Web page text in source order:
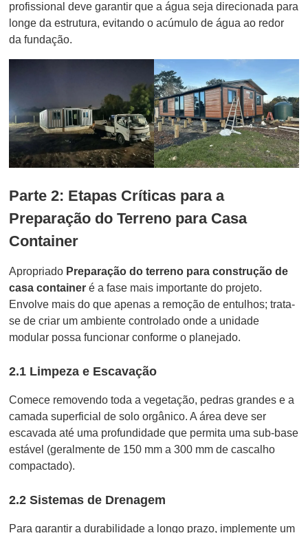
profissional deve garantir que a água seja direcionada para
longe da estrutura, evitando o acúmulo de água ao redor
da fundação.
Parte 2: Etapas Críticas para a
Preparação do Terreno para Casa
Container
Apropriado Preparação do terreno para construção de
casa container é a fase mais importante do projeto.
Envolve mais do que apenas a remoção de entulhos; trata-
se de criar um ambiente controlado onde a unidade
modular possa funcionar conforme o planejado.
2.1 Limpeza e Escavação
Comece removendo toda a vegetação, pedras grandes e a
camada superficial de solo orgânico. A área deve ser
escavada até uma profundidade que permita uma sub-base
estável (geralmente de 150 mm a 300 mm de cascalho
compactado).
2.2 Sistemas de Drenagem
Para garantir a durabilidade a longo prazo, implemente um